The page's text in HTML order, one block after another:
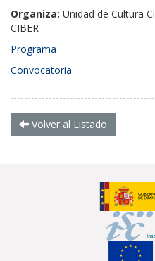
Organiza: Unidad de Cultura
CIBER
Programa
Convocatoria
Volver al Listado